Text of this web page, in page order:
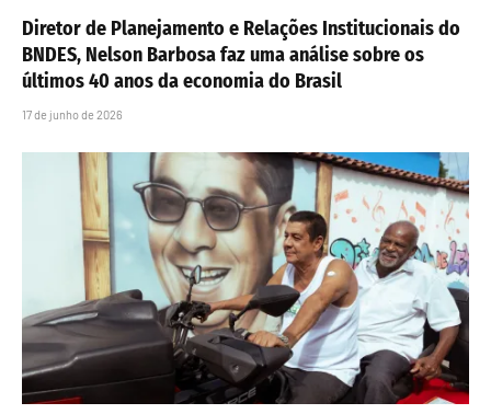
Diretor de Planejamento e Relações Institucionais do
BNDES, Nelson Barbosa faz uma análise sobre os
últimos 40 anos da economia do Brasil
17 de junho de 2026